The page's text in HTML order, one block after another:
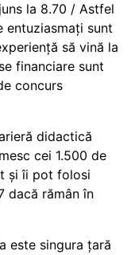
la 8.70 / Astfel
entuziasmați sunt
să vină la
financiare sunt
concurs
didactică
cei 1.500 de
și îi pot folosi
dacă rămân în
este singura țară